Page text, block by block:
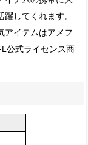
してくれます。
アイテムはアメフ
公式ライセンス商